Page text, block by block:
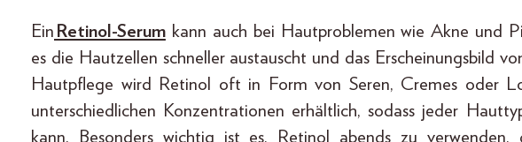
Ein Retinol-Serumkann auch bei Hautproblemen wie Akne und
es die Hautzellen schneller austauscht und das Erscheinungsbild
Hautpflege wird Retinol oft in Form von Seren, Cremes oder
unterschiedlichen Konzentrationen erhältlich, sodass jeder
kann. Besonders wichtig ist es, Retinol abends zu